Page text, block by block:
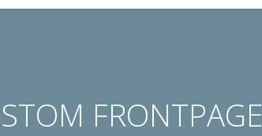
FRONTPAGE